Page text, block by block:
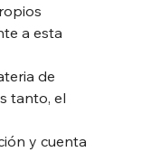
a esta
de
tanto, el
y cuenta